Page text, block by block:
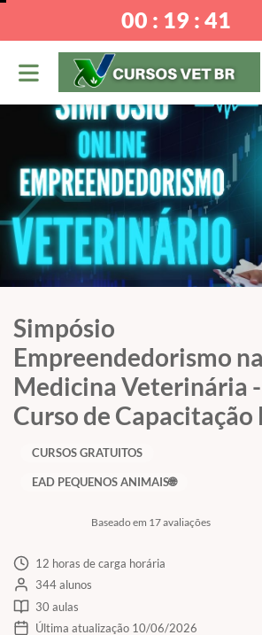
00 : 19 : 40
Simpósio
Empreendedorismo na
Medicina Veterinária -
Curso de Capacitação
Baseado em 17 avaliações
CURSOS GRATUITOS
EAD PEQUENOS ANIMAIS🌐
12 horas de carga horária
344 alunos
30 aulas
Última atualização 10/06/2026